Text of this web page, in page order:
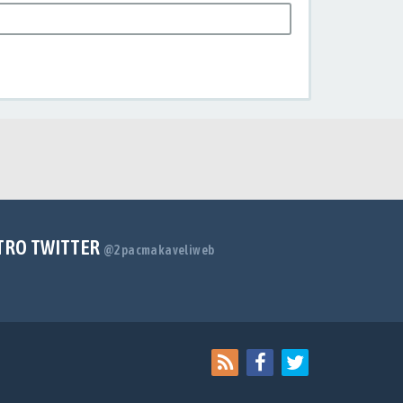
TWITTER @2pacmakaveliweb